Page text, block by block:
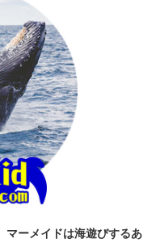
マーメイドは海遊びするあ